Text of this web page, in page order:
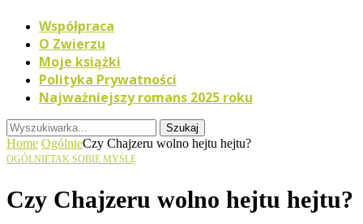
Współpraca
O Zwierzu
Moje książki
Polityka Prywatności
Najważniejszy romans 2025 roku
Szukaj
Home OgólnieCzy Chajzeru wolno hejtu hejtu?
OGÓLNIETAK SOBIE MYŚLĘ
Czy Chajzeru wolno hejtu hejtu?